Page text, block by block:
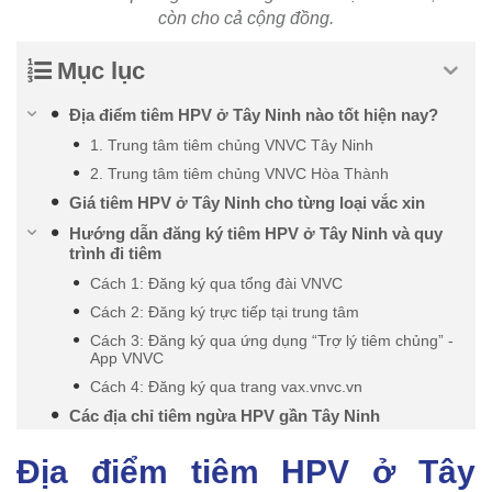
còn cho cả cộng đồng.
Mục lục
Địa điểm tiêm HPV ở Tây Ninh nào tốt hiện nay?
1. Trung tâm tiêm chủng VNVC Tây Ninh
2. Trung tâm tiêm chủng VNVC Hòa Thành
Giá tiêm HPV ở Tây Ninh cho từng loại vắc xin
Hướng dẫn đăng ký tiêm HPV ở Tây Ninh và quy
trình đi tiêm
Cách 1: Đăng ký qua tổng đài VNVC
Cách 2: Đăng ký trực tiếp tại trung tâm
Cách 3: Đăng ký qua ứng dụng “Trợ lý tiêm chủng” -
App VNVC
Cách 4: Đăng ký qua trang vax.vnvc.vn
Các địa chỉ tiêm ngừa HPV gần Tây Ninh
Địa điểm tiêm HPV ở Tây